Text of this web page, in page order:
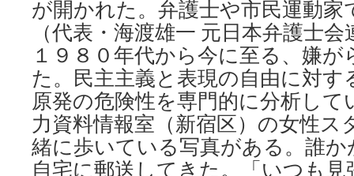
が開かれた。弁護士や市民運動家
（代表・海渡雄一 元日本弁護士
１９８０年代から今に至る、嫌
た。民主主義と表現の自由に対す
原発の危険性を専門的に分析して
力資料情報室（新宿区）の女性ス
緒に歩いている写真がある。誰
自宅に郵送してきた。「いつも